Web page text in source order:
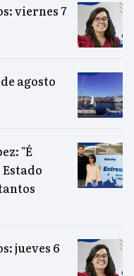
viernes 7
agosto
"É
jueves 6